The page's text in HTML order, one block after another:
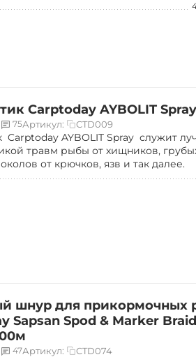
Carptoday AYBOLIT Spray
75Артикул: CTD009
Carptoday AYBOLIT Spray служит
травм рыбы от хищников,
от крючков, язв и так далее.
шнур для прикормочных
Sapsan Spod & Marker
47Артикул: CTD074